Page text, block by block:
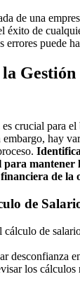
de una
éxito de
errores puede
Gestión
crucial para
hay
para mantener
de la
de
cálculo de
desconfianza
los cálculos